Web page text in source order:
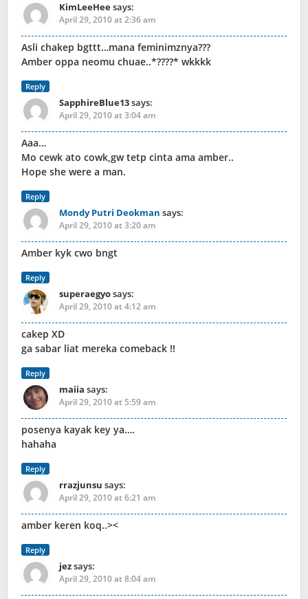
KimLeeHeesays:
April 29, 2010 at 2:36 am
Asli chakep bgttt…mana feminimznya???
Amber oppa neomu chuae..*????* wkkkk
Reply
SapphireBlue13says:
April 29, 2010 at 3:04 am
Aaa…
Mo cewk ato cowk,gw tetp cinta ama amber..
Hope she were a man.
Reply
Mondy Putri Deokman says:
April 29, 2010 at 3:20 am
Amber kyk cwo bngt
Reply
superaegyosays:
April 29, 2010 at 4:12 am
cakep XD
ga sabar liat mereka comeback !!
Reply
maiia says:
April 29, 2010 at 5:59 am
posenya kayak key ya….
hahaha
Reply
rrazjunsu says:
April 29, 2010 at 6:21 am
amber keren koq..><
Reply
jezsays:
April 29, 2010 at 8:04 am